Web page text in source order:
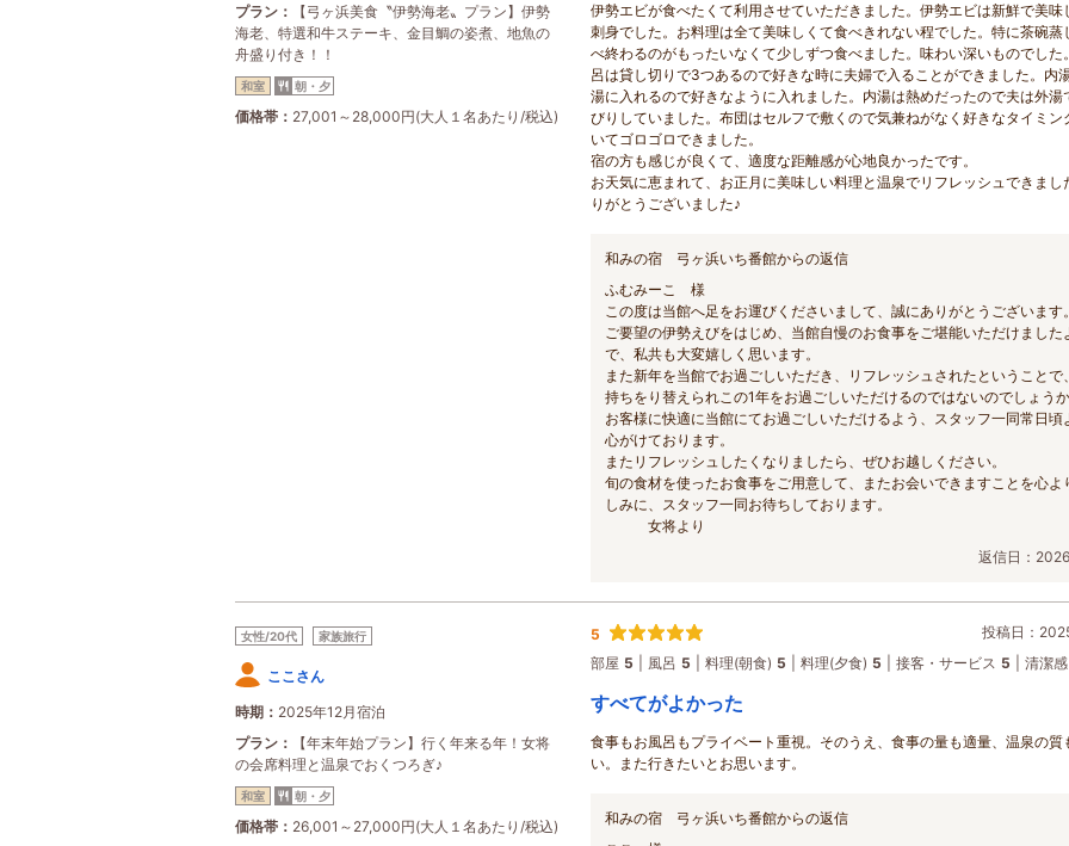
プラン
【弓ヶ浜美食〝伊勢海老〟プラン】伊勢
海老、特選和牛ステーキ、金目鯛の姿煮、地魚の
舟盛り付き！！
和室 朝・夕
価格帯 27,001～28,000円(大人１名あたり/税込)
伊勢エビが食べたくて利用させていただきました。伊勢エビは新鮮で美味
刺身でした。お料理は全て美味しくて食べきれない程でした。特に茶碗蒸
べ終わるのがもったいなくて少しずつ食べました。味わい深いものでした
呂は貸し切りで3つあるので好きな時に夫婦で入ることができました。内
湯に入れるので好きなように入れました。内湯は熱めだったので夫は外湯
びりしていました。布団はセルフで敷くので気兼ねがなく好きなタイミン
いてゴロゴロできました。
宿の方も感じが良くて、適度な距離感が心地良かったです。
お天気に恵まれて、お正月に美味しい料理と温泉でリフレッシュできまし
りがとうございました♪
和みの宿 弓ヶ浜いち番館からの返信
ふむみーこ 様
この度は当館へ足をお運びくださいまして、誠にありがとうございます。
ご要望の伊勢えびをはじめ、当館自慢のお食事をご堪能いただけました
で、私共も大変嬉しく思います。
また新年を当館でお過ごしいただき、リフレッシュされたということで
持ちをり替えられこの1年をお過ごしいただけるのではないのでしょうか
お客様に快適に当館にてお過ごしいただけるよう、スタッフ一同常日頃
心がけております。
またリフレッシュしたくなりましたら、ぜひお越しください。
旬の食材を使ったお食事をご用意して、またお会いできますことを心よ
しみに、スタッフ一同お待ちしております。
女将より
返信日：
女性/20代 家族旅行
ここさん
時期
2025年12月宿泊
プラン
【年末年始プラン】行く年来る年！女将
の会席料理と温泉でおくつろぎ♪
和室 朝・夕
価格帯 26,001～27,000円(大人１名あたり/税込)
5
投稿日：
部屋 5 風呂 5 料理(朝食) 5 料理(夕食) 5 接客・サービス 5 清潔感
すべてがよかった
食事もお風呂もプライベート重視。そのうえ、食事の量も適量、温泉の質
い。また行きたいとお思います。
和みの宿 弓ヶ浜いち番館からの返信